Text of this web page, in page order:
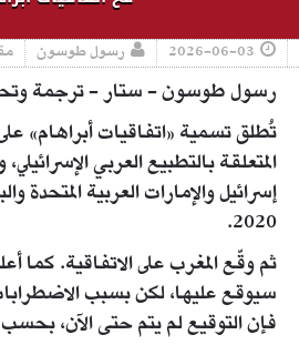
2026-06-03 رسول طوسون
رسول طوسون - ستار - ترجمة
تُطلق تسمية «اتفاقيات أبراهام» على
المتعلقة بالتطبيع العربي
2020.
ثم وقّع المغرب على الاتفاقية. كما
سيوقع عليها، لكن بسبب
فإن التوقيع لم يتم حتى الآن،